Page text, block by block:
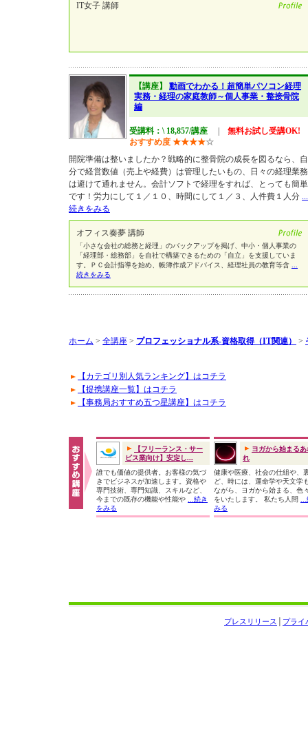
IT女子 講師
【講座】 動画でわかる！超簡単パソコン経理
実務・経理の家庭教師～個人事業・整接骨院
編
受講料：\ 18,857/講座
無料お試し受講OK!
おすすめ度 ★★★★☆
開院準備は整いましたか？戦略的に整骨院の成長を図るなら、自
分で経営数値（売上や経費）は管理したいもの、日々の経理業務
は避けて通れません。会計ソフトで経理をすれば、とっても簡単
です！労力にして１／１０、時間にして１／３、人件費１人分 ...
続きをみる
オフィス奏夢 講師
「小さな会社の総務と経理」のバックアップを掲げ、中小・個人事業の
「経理部・総務部」を自社で構築できるための「自立」を支援していま
す。ＰＣ会計指導を始め、帳簿作成アドバイス、経理社員の教育等含
続きをみる
ホーム > 全講座 > プロフェッショナル系-資格取得（IT関連） >
【カテゴリ別人気ランキング】はコチラ
【提携講座一覧】はコチラ
【事務局おすすめ五つ星講座】はコチラ
【フリーランス・サー
ビス業向け】安定し...
誰でも価値の提供者。お客様の気づ
きでビジネスが加速します。資格や
専門技術、専門知識、スキルなど、
今までの既存の機能や性能や
...続き
をみる
ヨガから始まるあ
れ
健康や医療、社会の仕組や、
ど、時には、運命学や天文学
ながら、ヨガから始まる、色
をいたします。 私たち人間
みる
プライ
プレスリリース